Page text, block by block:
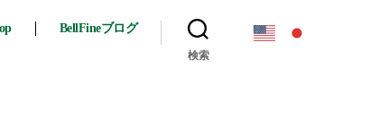
BellFineブログ
検索